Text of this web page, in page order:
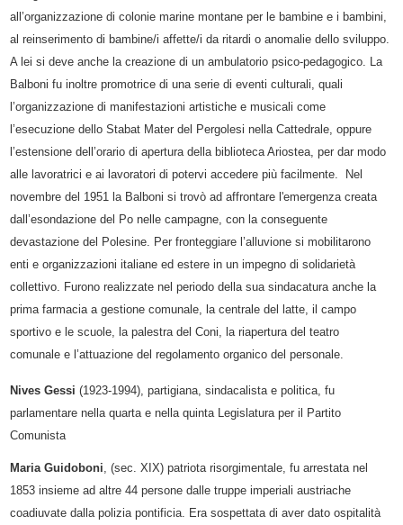
all’organizzazione di colonie marine montane per le bambine e i bambini,
al reinserimento di bambine/i affette/i da ritardi o anomalie dello sviluppo.
A lei si deve anche la creazione di un ambulatorio psico-pedagogico. La
Balboni fu inoltre promotrice di una serie di eventi culturali, quali
l’organizzazione di manifestazioni artistiche e musicali come
l’esecuzione dello Stabat Mater del Pergolesi nella Cattedrale, oppure
l’estensione dell’orario di apertura della biblioteca Ariostea, per dar modo
alle lavoratrici e ai lavoratori di potervi accedere più facilmente. Nel
novembre del 1951 la Balboni si trovò ad affrontare l'emergenza creata
dall’esondazione del Po nelle campagne, con la conseguente
devastazione del Polesine. Per fronteggiare l’alluvione si mobilitarono
enti e organizzazioni italiane ed estere in un impegno di solidarietà
collettivo. Furono realizzate nel periodo della sua sindacatura anche la
prima farmacia a gestione comunale, la centrale del latte, il campo
sportivo e le scuole, la palestra del Coni, la riapertura del teatro
comunale e l’attuazione del regolamento organico del personale.
Nives Gessi (1923-1994), partigiana, sindacalista e politica, fu
parlamentare nella quarta e nella quinta Legislatura per il Partito
Comunista
Maria Guidoboni , (sec. XIX) patriota risorgimentale, fu arrestata nel
1853 insieme ad altre 44 persone dalle truppe imperiali austriache
coadiuvate dalla polizia pontificia. Era sospettata di aver dato ospitalità